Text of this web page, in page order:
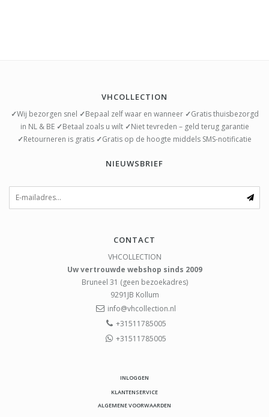
VHCOLLECTION
✓Wij bezorgen snel ✓Bepaal zelf waar en wanneer ✓Gratis thuisbezorgd
in NL & BE ✓Betaal zoals u wilt ✓Niet tevreden – geld terug garantie
✓Retourneren is gratis ✓Gratis op de hoogte middels SMS-notificatie
NIEUWSBRIEF
CONTACT
VHCOLLECTION
Uw vertrouwde webshop sinds 2009
Bruneel 31 (geen bezoekadres)
9291JB Kollum
info@vhcollection.nl
+31511785005
+31511785005
INLOGGEN
KLANTENSERVICE
ALGEMENE VOORWAARDEN